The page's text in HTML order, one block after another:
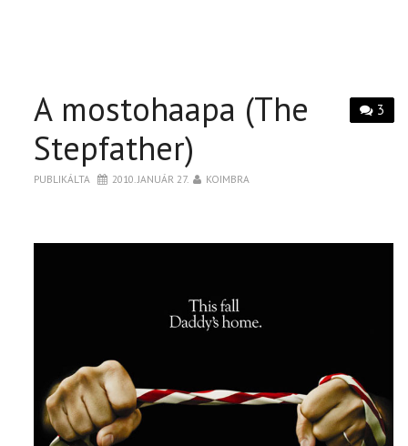
3
A mostohaapa (The
Stepfather)
PUBLIKÁLTA 2010. JANUÁR 27. KOIMBRA